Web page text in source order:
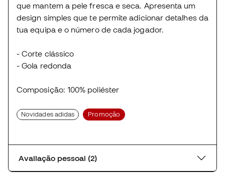
que mantem a pele fresca e seca. Apresenta um
design simples que te permite adicionar detalhes da
tua equipa e o número de cada jogador.
- Corte clássico
- Gola redonda
Composição: 100% poliéster
Novidades adidas Promoção
Avaliação pessoal (2)